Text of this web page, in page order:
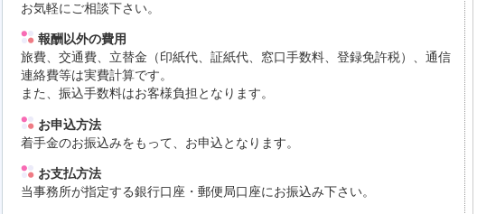
お気軽にご相談下さい。
報酬以外の費用
旅費、交通費、立替金（印紙代、証紙代、窓口手数料、登録免許税）、通信
連絡費等は実費計算です。
また、振込手数料はお客様負担となります。
お申込方法
着手金のお振込みをもって、お申込となります。
お支払方法
当事務所が指定する銀行口座・郵便局口座にお振込み下さい。